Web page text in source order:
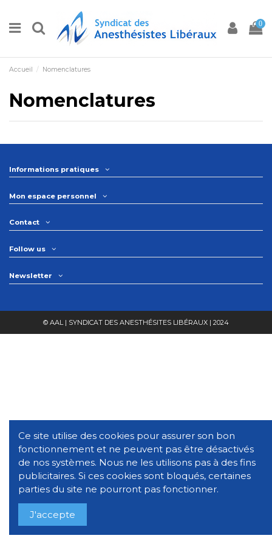
0
Accueil Nomenclatures
Nomenclatures
Informations pratiques
Mon espace personnel
Contact
Follow us
Newsletter
© AAL | SYNDICAT DES ANESTHÉSITES LIBÉRAUX | 2024
Ce site utilise des cookies pour assurer son bon
fonctionnement et ne peuvent pas être désactivés
de nos systèmes. Nous ne les utilisons pas à des fins
publicitaires. Si ces cookies sont bloqués, certaines
parties du site ne pourront pas fonctionner.
J'accepte